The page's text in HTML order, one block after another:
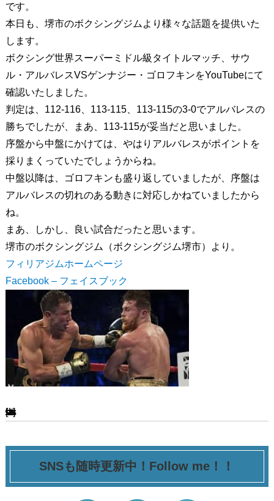
です。
本日も、堺市のボクシングジムより様々な話題を提供いた
します。
ボクシング世界スーパーミドル級タイトルマッチ、サウ
ル・アルバレスVSゲンナジー・ゴロフキンをYouTubeにて
確認いたしました。
判定は、112-116、113-115、113-115の3-0でアルバレスの
勝ちでしたが、まあ、113-115が妥当だと思いました。
序盤から中盤にかけては、やはりアルバレスがポイントを
採りまくっていたでしょうからね。
中盤以降は、ゴロフキンも盛り返していましたが、序盤は
アルバレスの切れのある動きに対応しかねていましたから
ね。
まあ、しかし、良い試合だったと思います。
堺市のボクシングジム（ボクシングジム堺市）より。
フィリアジムホームページ
Facebook – フェイスブック
[ssba-buttons]
SNSも随時更新中！Follow me！！